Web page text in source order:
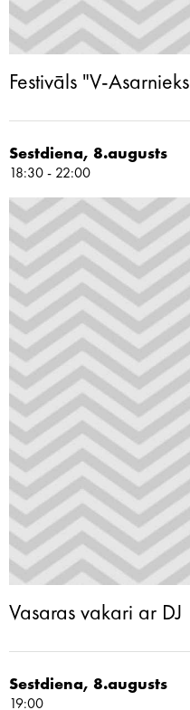
Festivāls "V-
Sestdiena, 8.augusts
18:30 - 22:00
Vasaras vakari ar
Sestdiena, 8.augusts
19:00